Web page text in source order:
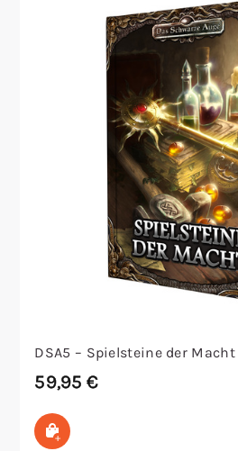
DSA5 – Spielsteine der Macht
59,95€
In den Warenkorb